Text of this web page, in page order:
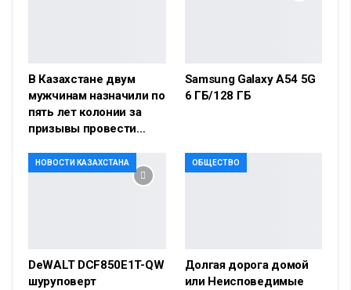
В Казахстане двум
мужчинам назначили по
пять лет колонии за
призывы провести…
Samsung Galaxy A54 5G
6 ГБ/128 ГБ
НОВОСТИ КАЗАХСТАНА
DeWALT DCF850E1T-QW
шуруповерт
ОБЩЕСТВО
Долгая дорога домой
или Неисповедимые